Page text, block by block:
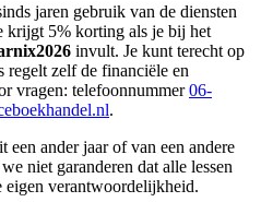
jaren gebruik van de diensten
krijgt 5% korting als je bij het
invult. Je kunt terecht op
regelt zelf de financiële en
vragen: telefoonnummer06-
.
een ander jaar of van een andere
niet garanderen dat alle lessen
verantwoordelijkheid.